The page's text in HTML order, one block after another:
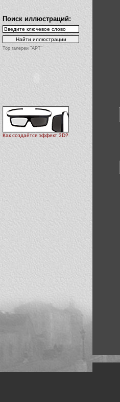
Поиск иллюстраций:
Top галереи "АРТ"
Как создаётся эффект 3D?